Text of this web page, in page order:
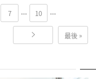
7 ... 10 ...
最後 »